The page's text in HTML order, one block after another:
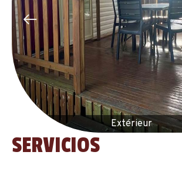
Extérieur
SERVICIOS